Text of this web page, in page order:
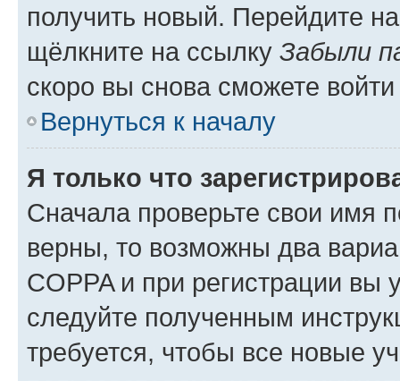
получить новый. Перейдите
щёлкните на ссылку Забыли
скоро вы снова сможете
Вернуться к началу
Я только что
Сначала проверьте свои имя
верны, то возможны два
COPPA и при регистрации вы
следуйте полученным
требуется, чтобы все новые